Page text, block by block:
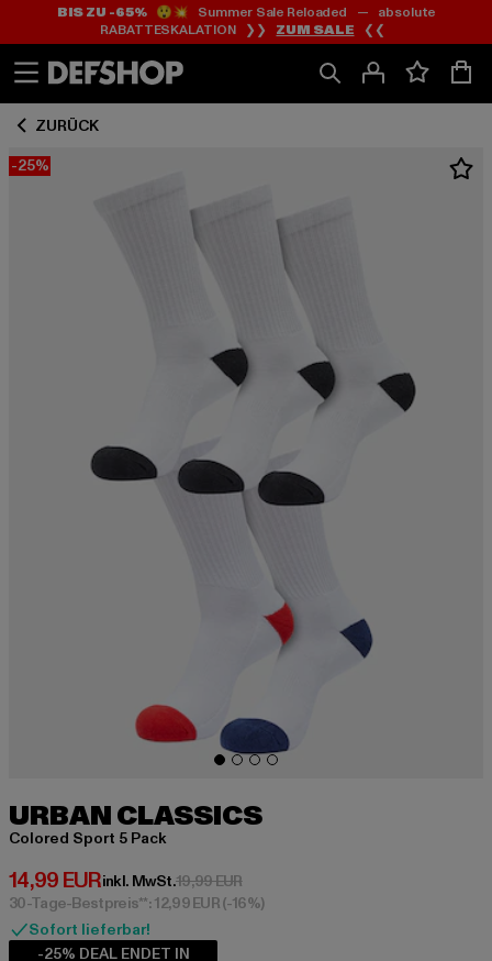
Zum
Inhalt
springen
Zum
Fußzeile
springen
BIS ZU -65%😲💥 Summer Sale Reloaded — absolute
RABATTESKALATION ❯❯ ZUM SALE ❮❮
ZURÜCK
-25%
URBAN CLASSICS
Colored Sport 5 Pack
14,99 EUR
Derzeitiger Preis: 14,99 EUR
inkl. MwSt.19,99 EURAktionspreis: 19,99 EUR
30-Tage-Bestpreis**: 12,99 EUR(-16%)
Sofort lieferbar!
-25% DEAL ENDET IN